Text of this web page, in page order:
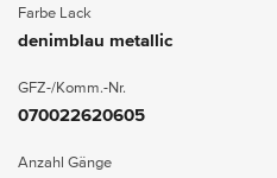
Farbe Lack
denimblau metallic
GFZ-/Komm.-Nr.
070022620605
Anzahl Gänge